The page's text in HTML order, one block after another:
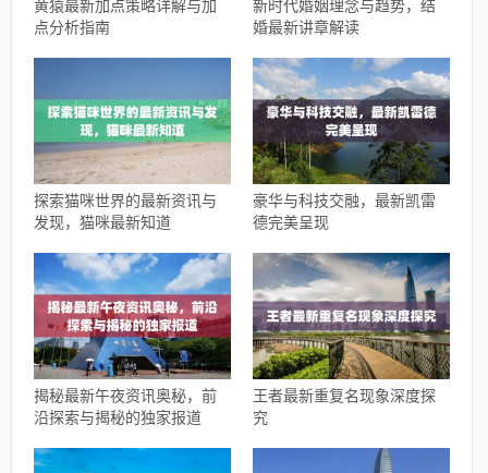
黄猿最新加点策略详解与加
点分析指南
新时代婚姻理念与趋势，结
婚最新讲章解读
探索猫咪世界的最新资讯与
发现，猫咪最新知道
豪华与科技交融，最新凯雷
德完美呈现
揭秘最新午夜资讯奥秘，前
沿探索与揭秘的独家报道
王者最新重复名现象深度探
究